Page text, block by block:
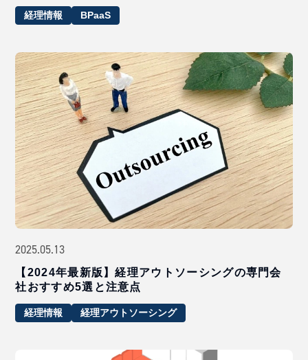
経理情報 BPaaS
2025.05.13
【2024年最新版】経理アウトソーシングの専門会
社おすすめ5選と注意点
経理情報 経理アウトソーシング